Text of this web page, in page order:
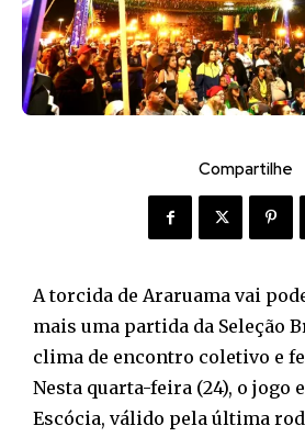
Compartilhe
A torcida de Araruama vai
mais uma partida da Seleção
clima de encontro coletivo e
Nesta quarta-feira (24), o jogo
Escócia, válido pela última